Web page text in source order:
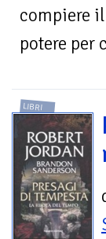
compiere
potere per
LIBRI